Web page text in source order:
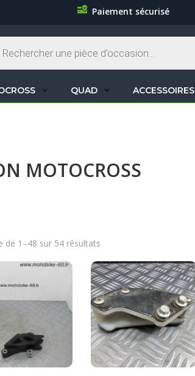
Paiement sécurisé
QUAD ACCESSOIRES
MOTOCROSS
de 1–48 sur 54 résultats